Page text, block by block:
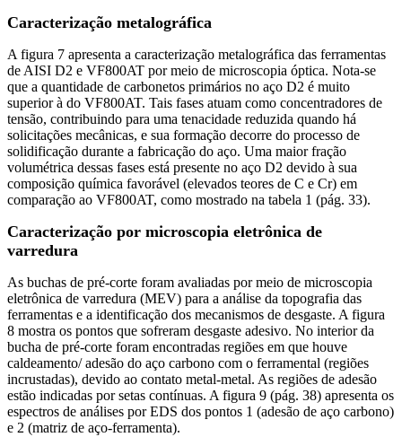
Caracterização metalográfica
A figura 7 apresenta a caracterização metalográfica das ferramentas
de AISI D2 e VF800AT por meio de microscopia óptica. Nota-se
que a quantidade de carbonetos primários no aço D2 é muito
superior à do VF800AT. Tais fases atuam como concentradores de
tensão, contribuindo para uma tenacidade reduzida quando há
solicitações mecânicas, e sua formação decorre do processo de
solidificação durante a fabricação do aço. Uma maior fração
volumétrica dessas fases está presente no aço D2 devido à sua
composição química favorável (elevados teores de C e Cr) em
comparação ao VF800AT, como mostrado na tabela 1 (pág. 33).
Caracterização por microscopia eletrônica de
varredura
As buchas de pré-corte foram avaliadas por meio de microscopia
eletrônica de varredura (MEV) para a análise da topografia das
ferramentas e a identificação dos mecanismos de desgaste. A figura
8 mostra os pontos que sofreram desgaste adesivo. No interior da
bucha de pré-corte foram encontradas regiões em que houve
caldeamento/ adesão do aço carbono com o ferramental (regiões
incrustadas), devido ao contato metal-metal. As regiões de adesão
estão indicadas por setas contínuas. A figura 9 (pág. 38) apresenta os
espectros de análises por EDS dos pontos 1 (adesão de aço carbono)
e 2 (matriz de aço-ferramenta).